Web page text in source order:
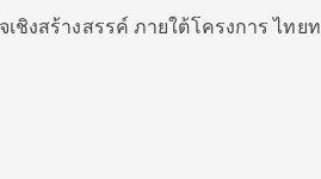
ชิงสร้างสรรค์ ภายใต้โครงการ ไทย